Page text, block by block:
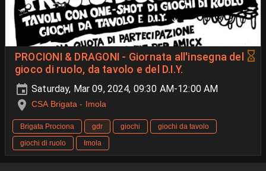
PROCIONI & DRAGONI - Giornata all'insegna del
gioco di ruolo, da tavolo e del D.I.Y.
Saturday, Mar 09, 2024, 09:30 AM-12:00 AM
CSA Brigata - Imola
Brigata Prociona gdr giochi
giochi da tavolo
giochi di ruolo
Imola